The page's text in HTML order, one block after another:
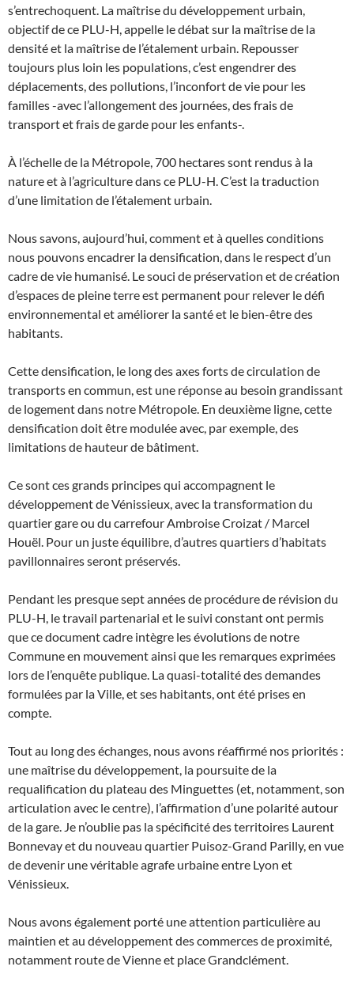
s’entrechoquent. La maîtrise du développement urbain,
objectif de ce PLU-H, appelle le débat sur la maîtrise de la
densité et la maîtrise de l’étalement urbain. Repousser
toujours plus loin les populations, c’est engendrer des
déplacements, des pollutions, l’inconfort de vie pour les
familles -avec l’allongement des journées, des frais de
transport et frais de garde pour les enfants-.
À l’échelle de la Métropole, 700 hectares sont rendus à la
nature et à l’agriculture dans ce PLU-H. C’est la traduction
d’une limitation de l’étalement urbain.
Nous savons, aujourd’hui, comment et à quelles conditions
nous pouvons encadrer la densification, dans le respect d’un
cadre de vie humanisé. Le souci de préservation et de création
d’espaces de pleine terre est permanent pour relever le défi
environnemental et améliorer la santé et le bien-être des
habitants.
Cette densification, le long des axes forts de circulation de
transports en commun, est une réponse au besoin grandissant
de logement dans notre Métropole. En deuxième ligne, cette
densification doit être modulée avec, par exemple, des
limitations de hauteur de bâtiment.
Ce sont ces grands principes qui accompagnent le
développement de Vénissieux, avec la transformation du
quartier gare ou du carrefour Ambroise Croizat / Marcel
Houël. Pour un juste équilibre, d’autres quartiers d’habitats
pavillonnaires seront préservés.
Pendant les presque sept années de procédure de révision du
PLU-H, le travail partenarial et le suivi constant ont permis
que ce document cadre intègre les évolutions de notre
Commune en mouvement ainsi que les remarques exprimées
lors de l’enquête publique. La quasi-totalité des demandes
formulées par la Ville, et ses habitants, ont été prises en
compte.
Tout au long des échanges, nous avons réaffirmé nos priorités :
une maîtrise du développement, la poursuite de la
requalification du plateau des Minguettes (et, notamment, son
articulation avec le centre), l’affirmation d’une polarité autour
de la gare. Je n’oublie pas la spécificité des territoires Laurent
Bonnevay et du nouveau quartier Puisoz-Grand Parilly, en vue
de devenir une véritable agrafe urbaine entre Lyon et
Vénissieux.
Nous avons également porté une attention particulière au
maintien et au développement des commerces de proximité,
notamment route de Vienne et place Grandclément.